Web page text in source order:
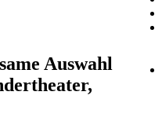
Auswahl